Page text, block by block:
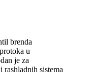
brenda
u
je za
rashladnih sistema